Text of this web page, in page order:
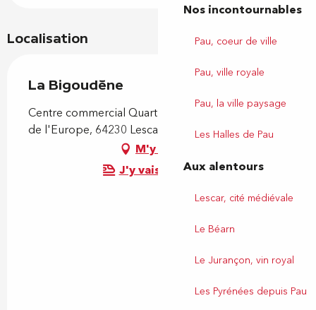
Nos incontournables
Pau, coeur de ville
Pau, ville royale
Pau, la ville paysage
Les Halles de Pau
Aux alentours
Lescar, cité médiévale
Le Béarn
Le Jurançon, vin royal
Les Pyrénées depuis Pau
Localisation
La Bigoudène
Centre commercial Quartier Libre, 180 Boulevard
de l'Europe, 64230 Lescar
M'y rendre
J'y vais en train !